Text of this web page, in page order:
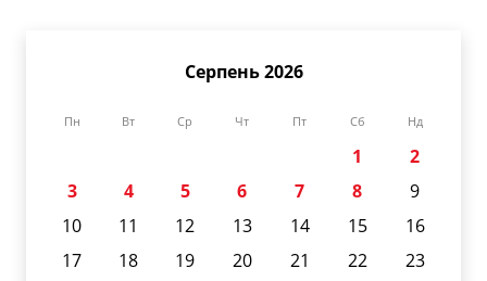
Серпень 2026
Пн Вт Ср Чт Пт Сб Нд
1
2
3
4 5 6 7 8
9
10
11 12 13 14 15
16
17
18 19 20 21 22
23